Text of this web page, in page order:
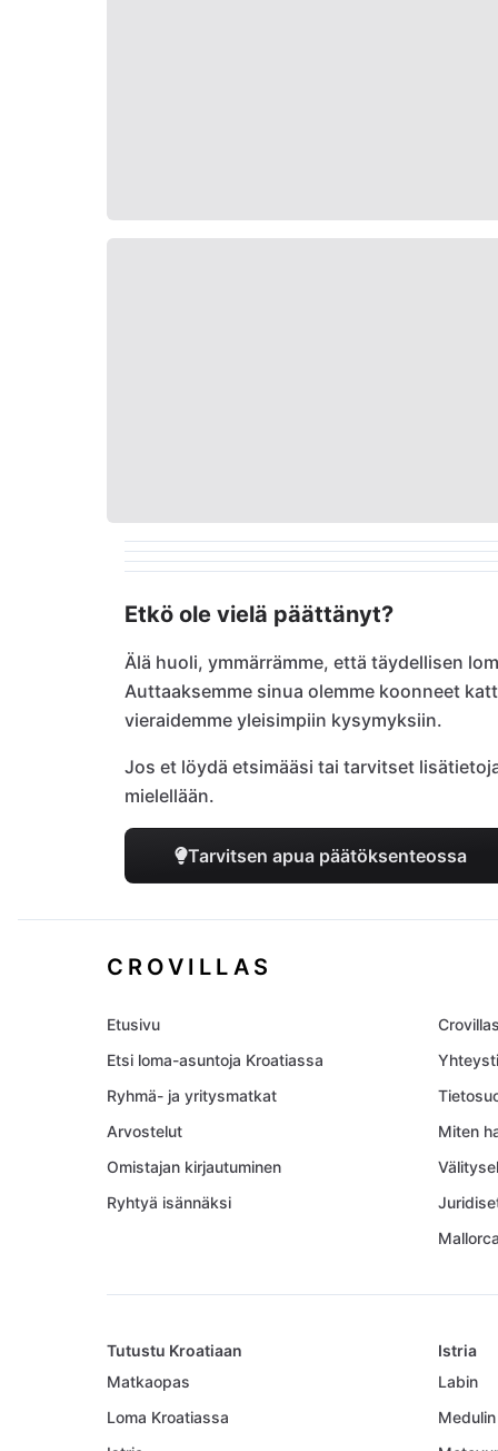
Etkö ole vielä päättänyt?
Älä huoli, ymmärrämme, että täydellisen
Auttaaksemme sinua olemme koonneet
vieraidemme yleisimpiin kysymyksiin.
Jos et löydä etsimääsi tai tarvitset
mielellään.
Tarvitsen apua päätöksenteossa
CROVILLAS
Etusivu
Etsi loma-asuntoja Kroatiassa
Ryhmä- ja yritysmatkat
Arvostelut
Omistajan kirjautuminen
Ryhtyä isännäksi
Miten
Tutustu Kroatiaan
Matkaopas
Loma Kroatiassa
Istria
Labin
Medulin